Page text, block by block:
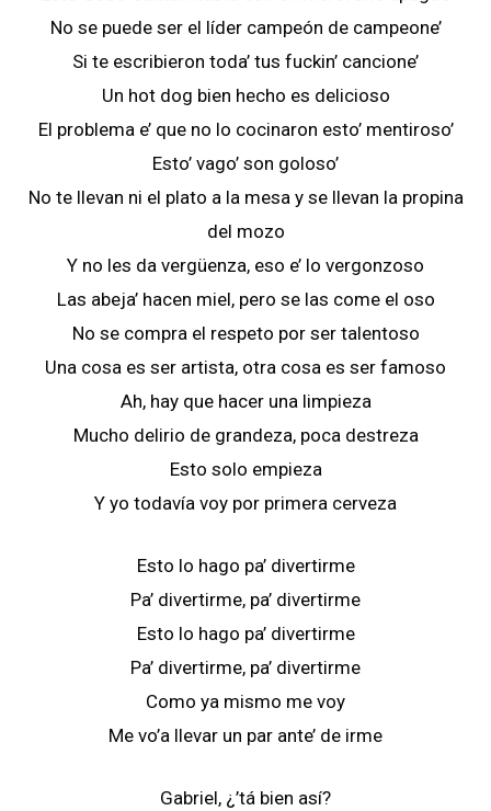
No se puede ser el líder campeón de campeone’
Si te escribieron toda’ tus fuckin’ cancione’
Un hot dog bien hecho es delicioso
El problema e’ que no lo cocinaron esto’ mentiroso’
Esto’ vago’ son goloso’
No te llevan ni el plato a la mesa y se llevan la propina
del mozo
Y no les da vergüenza, eso e’ lo vergonzoso
Las abeja’ hacen miel, pero se las come el oso
No se compra el respeto por ser talentoso
Una cosa es ser artista, otra cosa es ser famoso
Ah, hay que hacer una limpieza
Mucho delirio de grandeza, poca destreza
Esto solo empieza
Y yo todavía voy por primera cerveza
Esto lo hago pa’ divertirme
Pa’ divertirme, pa’ divertirme
Esto lo hago pa’ divertirme
Pa’ divertirme, pa’ divertirme
Como ya mismo me voy
Me vo’a llevar un par ante’ de irme
Gabriel, ¿’tá bien así?